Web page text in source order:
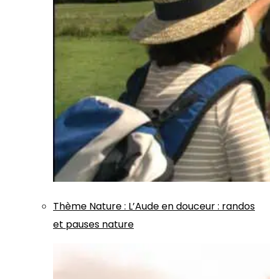
Thème Nature: L’Aude en douceur : randos
et pauses nature